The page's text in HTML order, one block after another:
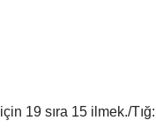
19 sıra 15 ilmek./